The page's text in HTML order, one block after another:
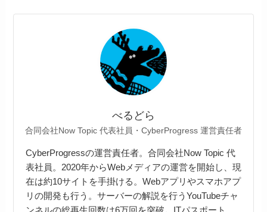
べるどら
合同会社Now Topic 代表社員・CyberProgress 運営責任者
CyberProgressの運営責任者。合同会社Now Topic 代
表社員。2020年からWebメディアの運営を開始し、現
在は約10サイトを手掛ける。Webアプリやスマホアプ
リの開発も行う。サーバーの解説を行うYouTubeチャ
ンネルの総再生回数は6万回を突破。ITパスポート、